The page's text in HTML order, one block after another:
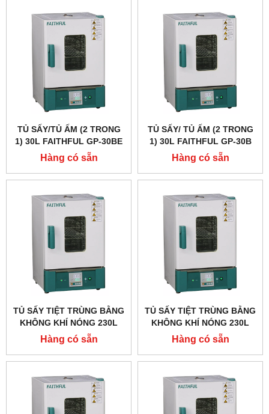
TỦ SẤY/TỦ ẤM (2 TRONG
1) 30L FAITHFUL GP-30BE
Hàng có sẵn
TỦ SẤY/ TỦ ẤM (2 TRONG
1) 30L FAITHFUL GP-30B
Hàng có sẵn
TỦ SẤY TIỆT TRÙNG BẰNG
KHÔNG KHÍ NÓNG 230L
FAITHFUL GX-230BE
Hàng có sẵn
TỦ SẤY TIỆT TRÙNG BẰNG
KHÔNG KHÍ NÓNG 230L
FAITHFUL GX-230B
Hàng có sẵn